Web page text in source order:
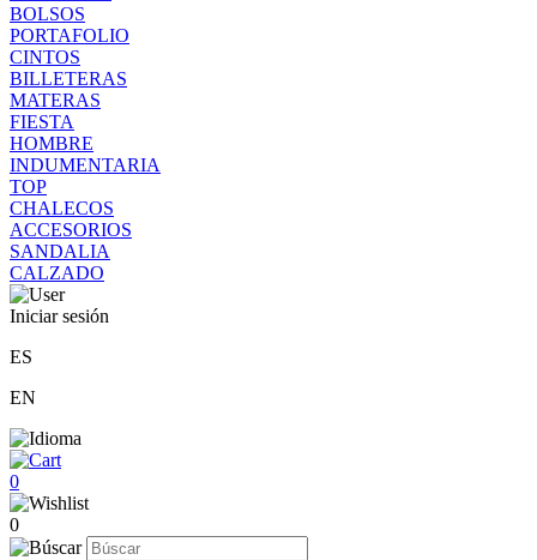
BOLSOS
PORTAFOLIO
CINTOS
BILLETERAS
MATERAS
FIESTA
HOMBRE
INDUMENTARIA
TOP
CHALECOS
ACCESORIOS
SANDALIA
CALZADO
Iniciar sesión
ES
EN
0
0